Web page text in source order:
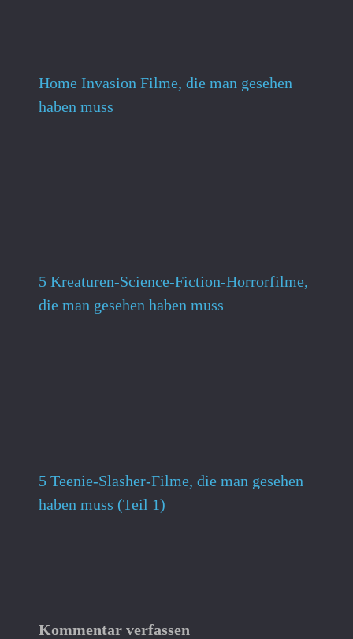
Home Invasion Filme, die man gesehen
haben muss
5 Kreaturen-Science-Fiction-Horrorfilme,
die man gesehen haben muss
5 Teenie-Slasher-Filme, die man gesehen
haben muss (Teil 1)
Kommentar verfassen